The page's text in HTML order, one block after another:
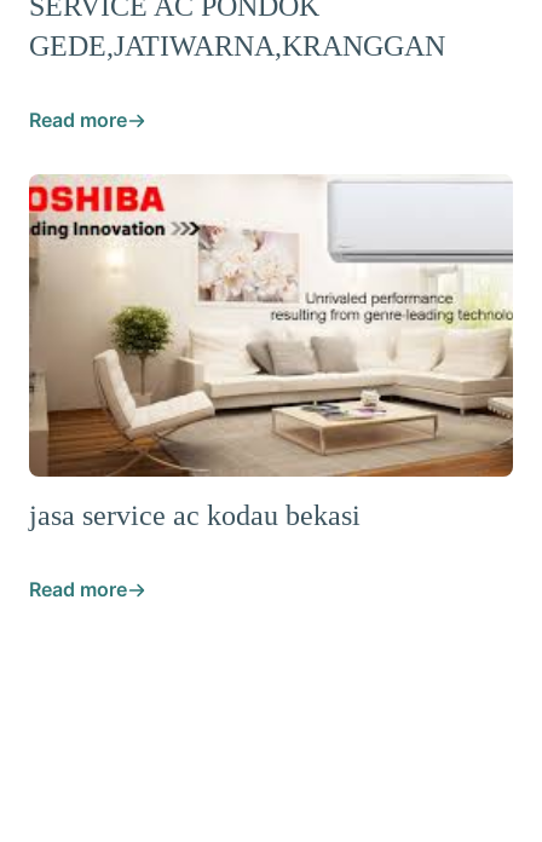
SERVICE AC PONDOK
GEDE,JATIWARNA,KRANGGAN
Read more
jasa service ac kodau bekasi
Read more